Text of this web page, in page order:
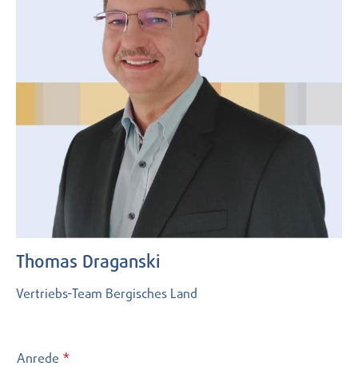
Thomas Draganski
Vertriebs-Team Bergisches Land
Anrede *